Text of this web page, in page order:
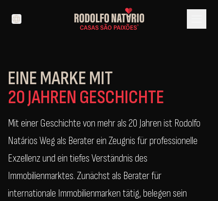
language
EINE MARKE MIT
20 JAHREN GESCHICHTE
Mit einer Geschichte von mehr als 20 Jahren ist Rodolfo
Natários Weg als Berater ein Zeugnis für professionelle
Exzellenz und ein tiefes Verständnis des
Immobilienmarktes. Zunächst als Berater für
internationale Immobilienmarken tätig, belegen sein